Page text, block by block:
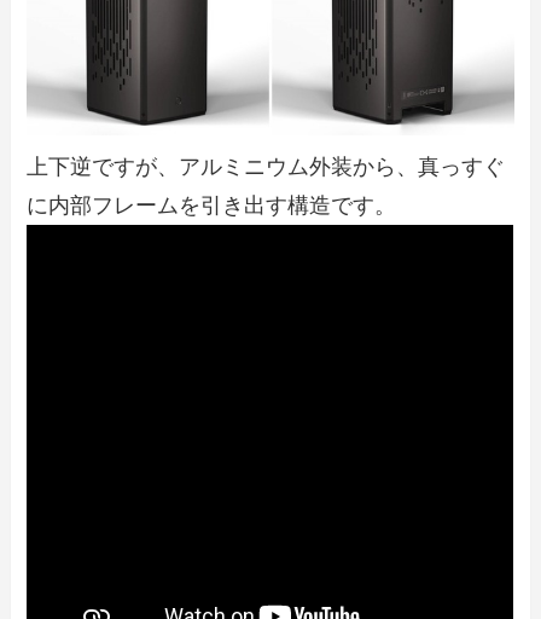
上下逆ですが、アルミニウム外装から、真っすぐ
に内部フレームを引き出す構造です。